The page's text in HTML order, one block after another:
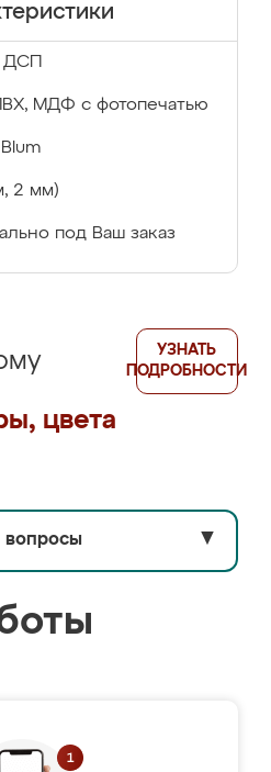
ДСП
МДФ с фотопечатью
2 мм)
под Ваш заказ
цвета
УЗНАТЬ
ПОДРОБНОСТИ
вопросы ▼